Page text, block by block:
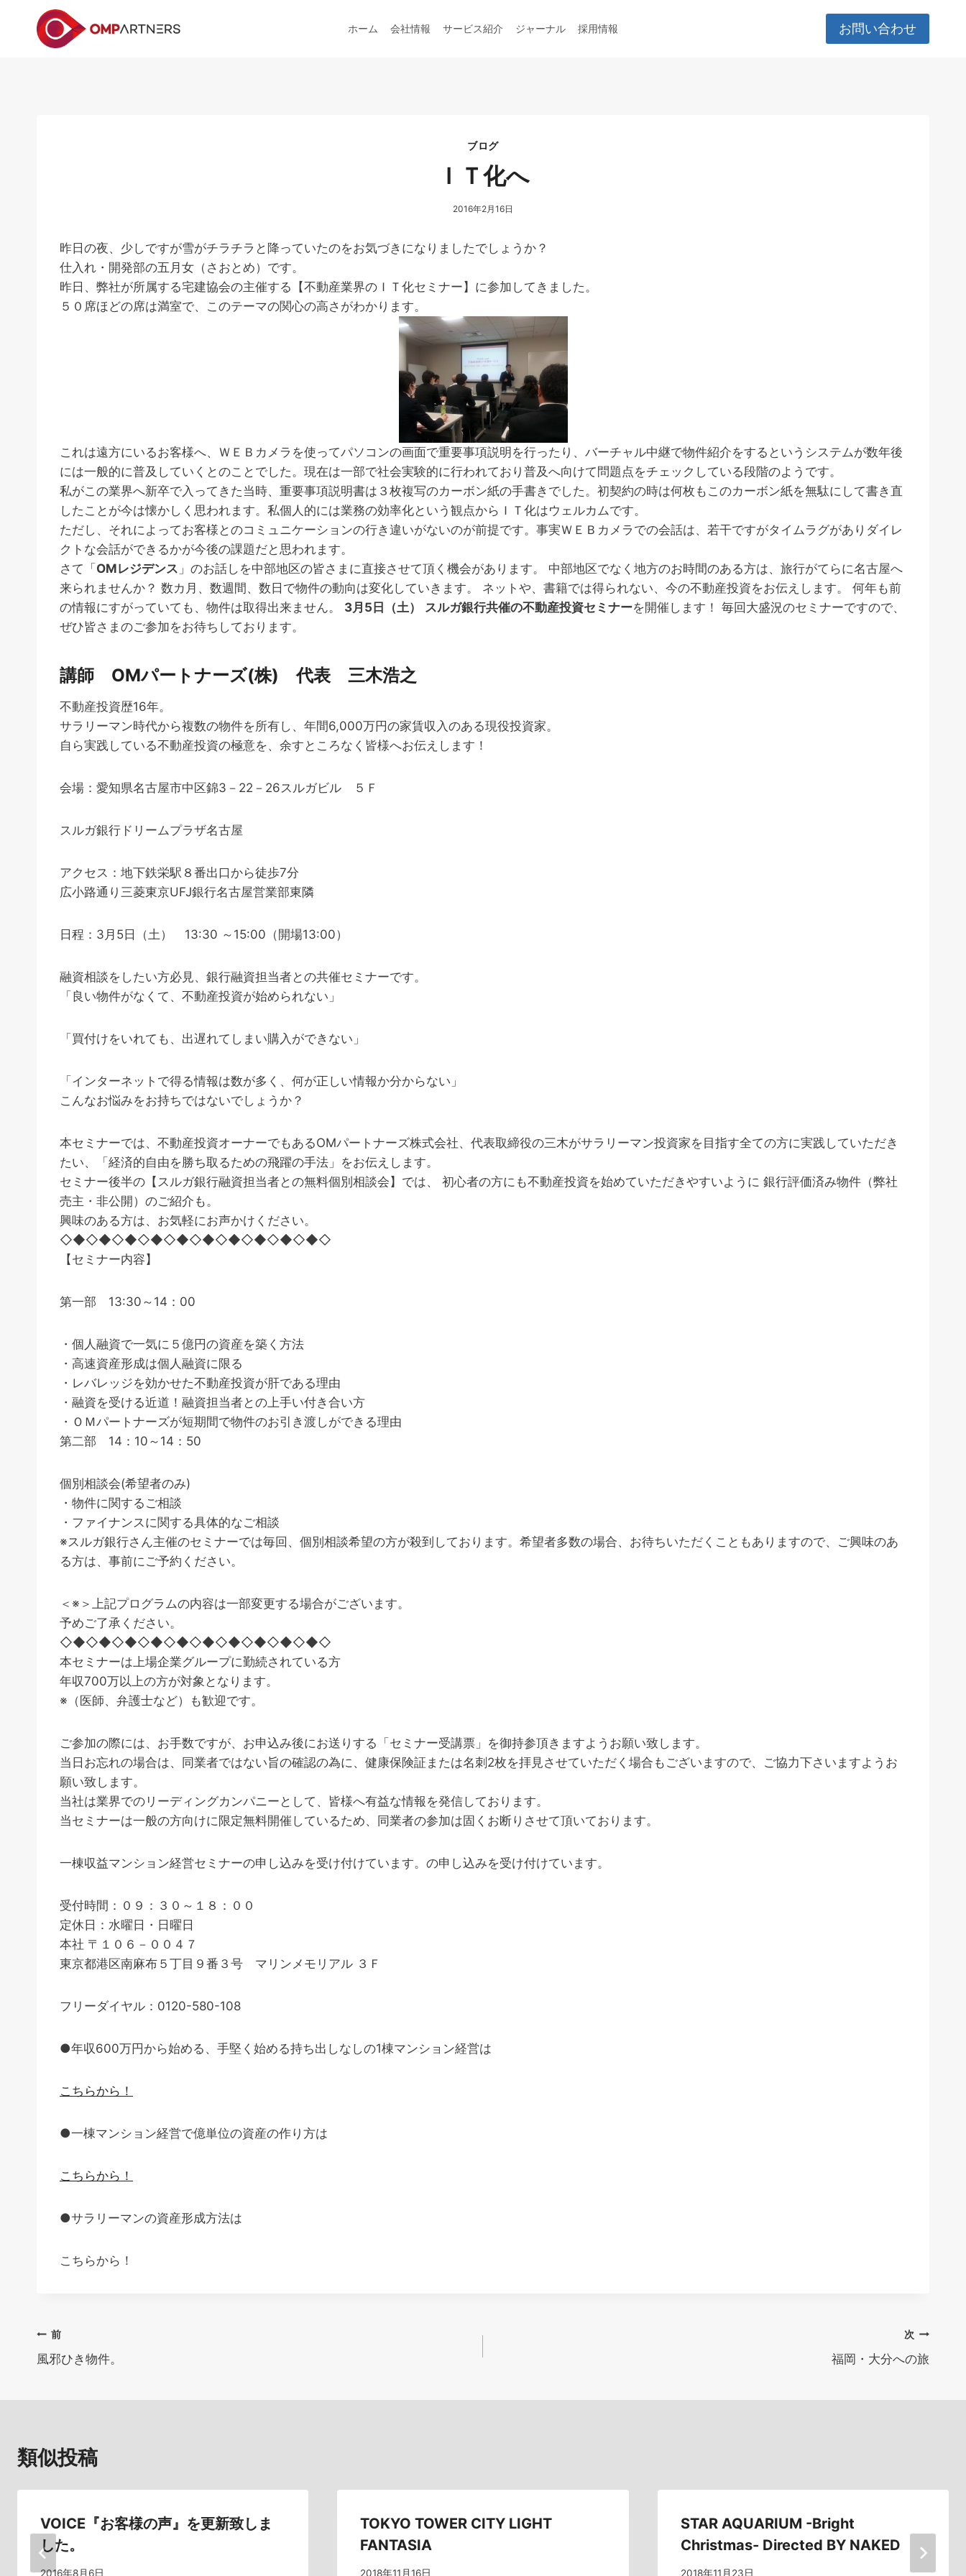
ホーム 会社情報 サービス紹介 ジャーナル 採用情報 お問い合わせ
ブログ
ＩＴ化へ
2016年2月16日
昨日の夜、少しですが雪がチラチラと降っていたのをお気づきになりましたでしょうか？
仕入れ・開発部の五月女（さおとめ）です。
昨日、弊社が所属する宅建協会の主催する【不動産業界のＩＴ化セミナー】に参加してきました。
５０席ほどの席は満室で、このテーマの関心の高さがわかります。
これは遠方にいるお客様へ、ＷＥＢカメラを使ってパソコンの画面で重要事項説明を行ったり、バーチャル中継で物件紹介をするというシステムが数年後
には一般的に普及していくとのことでした。現在は一部で社会実験的に行われており普及へ向けて問題点をチェックしている段階のようです。
私がこの業界へ新卒で入ってきた当時、重要事項説明書は３枚複写のカーボン紙の手書きでした。初契約の時は何枚もこのカーボン紙を無駄にして書き直
したことが今は懐かしく思われます。私個人的には業務の効率化という観点からＩＴ化はウェルカムです。
ただし、それによってお客様とのコミュニケーションの行き違いがないのが前提です。事実ＷＥＢカメラでの会話は、若干ですがタイムラグがありダイレ
クトな会話ができるかが今後の課題だと思われます。
さて「 OMレジデンス 」のお話しを中部地区の皆さまに直接させて頂く機会があります。 中部地区でなく地方のお時間のある方は、旅行がてらに名古屋へ
来られませんか？ 数カ月、数週間、数日で物件の動向は変化していきます。 ネットや、書籍では得られない、今の不動産投資をお伝えします。 何年も前
の情報にすがっていても、物件は取得出来ません。 3月5日（土） スルガ銀行共催の不動産投資セミナーを開催します！ 毎回大盛況のセミナーですので、
ぜひ皆さまのご参加をお待ちしております。
講師 OMパートナーズ(株) 代表 三木浩之
不動産投資歴16年。
サラリーマン時代から複数の物件を所有し、年間6,000万円の家賃収入のある現役投資家。
自ら実践している不動産投資の極意を、余すところなく皆様へお伝えします！
会場：愛知県名古屋市中区錦3－22－26スルガビル ５Ｆ
スルガ銀行ドリームプラザ名古屋
アクセス：地下鉄栄駅８番出口から徒歩7分
広小路通り三菱東京UFJ銀行名古屋営業部東隣
日程：3月5日（土） 13:30 ～15:00（開場13:00）
融資相談をしたい方必見、銀行融資担当者との共催セミナーです。
「良い物件がなくて、不動産投資が始められない」
「買付けをいれても、出遅れてしまい購入ができない」
「インターネットで得る情報は数が多く、何が正しい情報か分からない」
こんなお悩みをお持ちではないでしょうか？
本セミナーでは、不動産投資オーナーでもあるOMパートナーズ株式会社、代表取締役の三木がサラリーマン投資家を目指す全ての方に実践していただき
たい、「経済的自由を勝ち取るための飛躍の手法」をお伝えします。
セミナー後半の【スルガ銀行融資担当者との無料個別相談会】では、 初心者の方にも不動産投資を始めていただきやすいように 銀行評価済み物件（弊社
売主・非公開）のご紹介も。
興味のある方は、お気軽にお声かけください。
◇◆◇◆◇◆◇◆◇◆◇◆◇◆◇◆◇◆◇◆◇
【セミナー内容】
第一部 13:30～14：00
・個人融資で一気に５億円の資産を築く方法
・高速資産形成は個人融資に限る
・レバレッジを効かせた不動産投資が肝である理由
・融資を受ける近道！融資担当者との上手い付き合い方
・ＯＭパートナーズが短期間で物件のお引き渡しができる理由
第二部 14：10～14：50
個別相談会(希望者のみ)
・物件に関するご相談
・ファイナンスに関する具体的なご相談
※スルガ銀行さん主催のセミナーでは毎回、個別相談希望の方が殺到しております。希望者多数の場合、お待ちいただくこともありますので、ご興味のあ
る方は、事前にご予約ください。
＜※＞上記プログラムの内容は一部変更する場合がございます。
予めご了承ください。
◇◆◇◆◇◆◇◆◇◆◇◆◇◆◇◆◇◆◇◆◇
本セミナーは上場企業グループに勤続されている方
年収700万以上の方が対象となります。
※（医師、弁護士など）も歓迎です。
ご参加の際には、お手数ですが、お申込み後にお送りする「セミナー受講票」を御持参頂きますようお願い致します。
当日お忘れの場合は、同業者ではない旨の確認の為に、健康保険証または名刺2枚を拝見させていただく場合もございますので、ご協力下さいますようお
願い致します。
当社は業界でのリーディングカンパニーとして、皆様へ有益な情報を発信しております。
当セミナーは一般の方向けに限定無料開催しているため、同業者の参加は固くお断りさせて頂いております。
一棟収益マンション経営セミナーの申し込みを受け付けています。の申し込みを受け付けています。
受付時間：０９：３０～１８：００
定休日：水曜日・日曜日
本社 〒１０６－００４７
東京都港区南麻布５丁目９番３号 マリンメモリアル ３Ｆ
フリーダイヤル：0120-580-108
●年収600万円から始める、手堅く始める持ち出しなしの1棟マンション経営は
こちらから！
●一棟マンション経営で億単位の資産の作り方は
こちらから！
●サラリーマンの資産形成方法は
こちらから！
投
稿
ゲ
ー
シ
ョ
前
風邪ひき物件。
次
福岡・大分への旅
類似投稿
VOICE『お客様の声』を更新致しま
した。
2016年8月6日
TOKYO TOWER CITY LIGHT
FANTASIA
2018年11月16日
STAR AQUARIUM -Bright
Christmas- Directed BY NAKED
2018年11月23日